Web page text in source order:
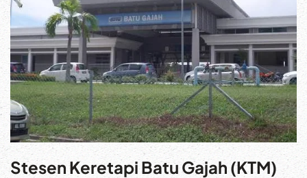
Stesen Keretapi Batu Gajah (KTM)